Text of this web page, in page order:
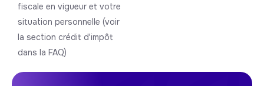
fiscale en vigueur et votre
situation personnelle (voir
la section crédit d'impôt
dans la FAQ)